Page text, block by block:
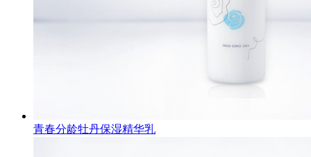
青春分龄牡丹保湿精华乳